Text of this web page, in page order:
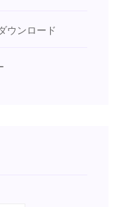
ウンロード